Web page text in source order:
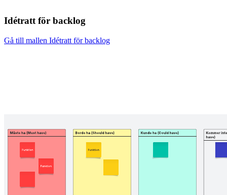
Idétratt för backlog
Gå till mallen Idétratt för backlog